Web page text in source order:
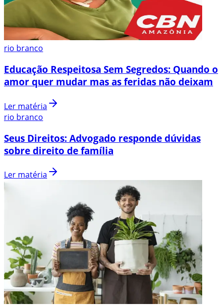
rio branco
Educação Respeitosa Sem Segredos: Quando o
amor quer mudar mas as feridas não deixam
Ler matéria
rio branco
Seus Direitos: Advogado responde dúvidas
sobre direito de família
Ler matéria